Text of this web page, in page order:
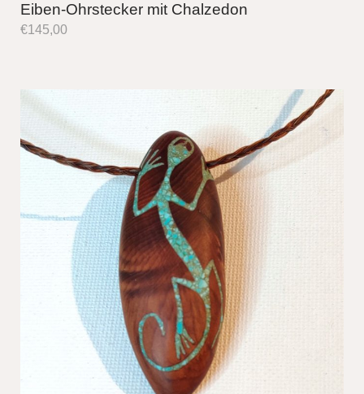
Eiben-Ohrstecker mit Chalzedon
€145,00